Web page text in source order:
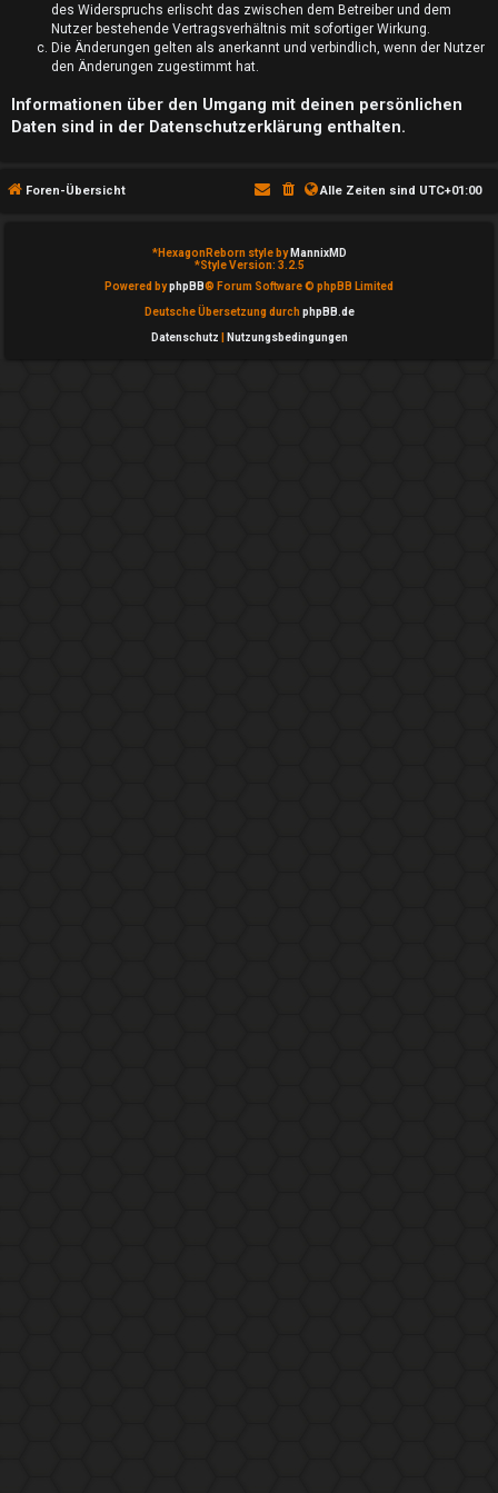
c
h
des Widerspruchs erlischt das zwischen dem Betreiber und dem
Nutzer bestehende Vertragsverhältnis mit sofortiger Wirkung.
Die Änderungen gelten als anerkannt und verbindlich, wenn der Nutzer
den Änderungen zugestimmt hat.
Informationen über den Umgang mit deinen persönlichen
Daten sind in der Datenschutzerklärung enthalten.
Foren-Übersicht Alle Zeiten sind UTC+01:00
*HexagonReborn style by MannixMD
*Style Version: 3.2.5
Powered byphpBB® Forum Software © phpBB Limited
Deutsche Übersetzung durch phpBB.de
Datenschutz Nutzungsbedingungen